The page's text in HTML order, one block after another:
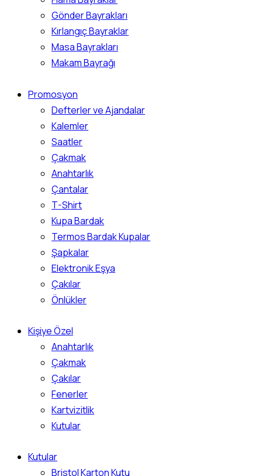
Gönder Bayrakları
Kırlangıç Bayraklar
Masa Bayrakları
Makam Bayrağı
Promosyon
Defterler ve Ajandalar
Kalemler
Saatler
Çakmak
Anahtarlık
Çantalar
T-Shirt
Kupa Bardak
Termos Bardak Kupalar
Şapkalar
Elektronik Eşya
Çakılar
Önlükler
Kişiye Özel
Anahtarlık
Çakmak
Çakılar
Fenerler
Kartvizitlik
Kutular
Kutular
Bristol Karton Kutu